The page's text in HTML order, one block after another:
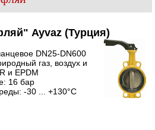
Ayvaz (Турция)
DN25-DN600
газ, воздух и
и EPDM
16 бар
-30 ... +130°С